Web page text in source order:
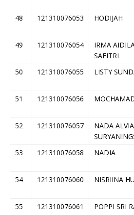
48
121310076053 HODIJAH
49
121310076054
IRMA
SAFITRI
50
121310076055 LISTY
51
121310076056
52
121310076057
NADA
53
121310076058 NADIA
54
121310076060 NISRIINA
55
121310076061 POPPI SRI